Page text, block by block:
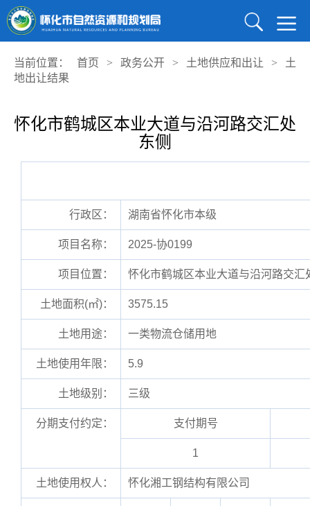
当前位置： 首页 > 政务公开 > 土地供应和出让 >
土
地出让结果
怀化市鹤城区本业大道与沿河路交汇处
东侧
行政区： 湖南省怀化市本级
项目名称： 2025-协0199
项目位置： 怀化市鹤城区本业大道与沿河路交汇
土地面积(㎡)： 3575.15
土地用途： 一类物流仓储用地
土地使用年限： 5.9
土地级别： 三级
分期支付约定： 支付期号
1
土地使用权人： 怀化湘工钢结构有限公司